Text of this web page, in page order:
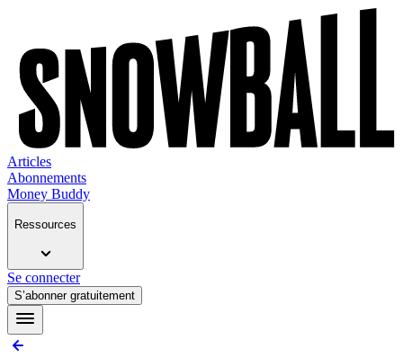
Articles
Abonnements
Money Buddy
Ressources
Se connecter
S’abonner gratuitement